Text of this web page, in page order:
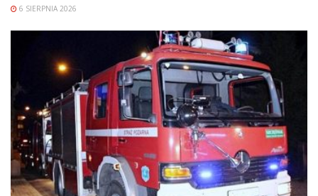
6 SIERPNIA 2026